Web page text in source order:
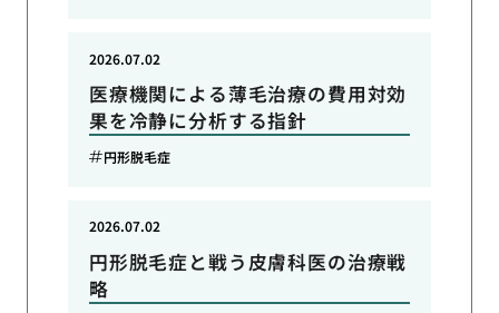
医療機関による薄毛治療の費用対効
果を冷静に分析する指針
2026.07.02
円形脱毛症
円形脱毛症と戦う皮膚科医の治療戦
略
2026.07.02